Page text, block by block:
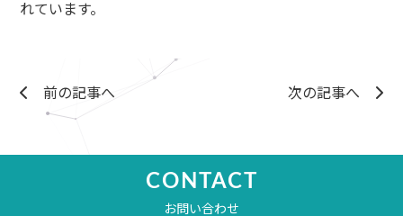
れています。
前の記事へ 次の記事へ
CONTACT
お問い合わせ